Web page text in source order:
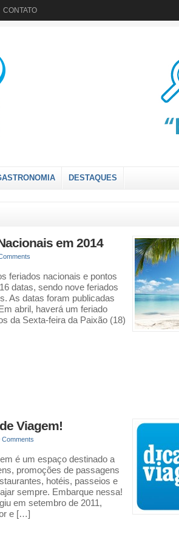
CONTATO
DESTAQUES
em 2014
feriados nacionais e pontos
datas, sendo nove feriados
As datas foram publicadas
abril, haverá um feriado
da Sexta-feira da Paixão (18)
Viagem!
Comments
é um espaço destinado a
promoções de passagens
hotéis, passeios e
sempre. Embarque nessa!
em setembro de 2011,
e […]